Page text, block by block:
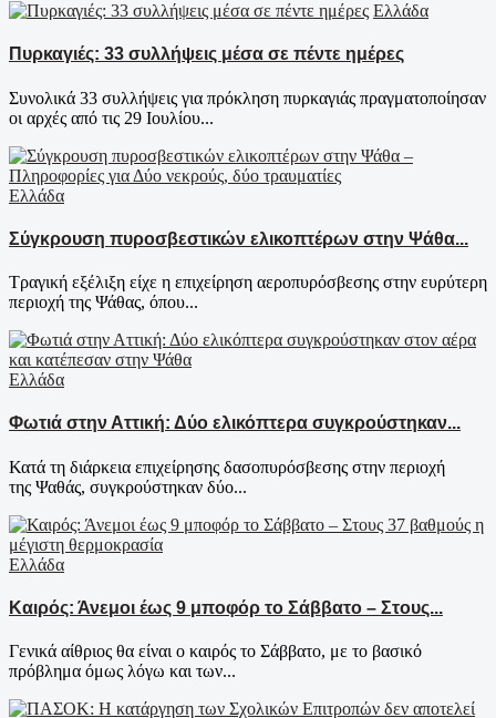
Ελλάδα
Πυρκαγιές: 33 συλλήψεις μέσα σε πέντε ημέρες
Συνολικά 33 συλλήψεις για πρόκληση πυρκαγιάς πραγματοποίησαν
οι αρχές από τις 29 Ιουλίου...
Ελλάδα
Σύγκρουση πυροσβεστικών ελικοπτέρων στην Ψάθα...
Τραγική εξέλιξη είχε η επιχείρηση αεροπυρόσβεσης στην ευρύτερη
περιοχή της Ψάθας, όπου...
Ελλάδα
Φωτιά στην Αττική: Δύο ελικόπτερα συγκρούστηκαν...
Κατά τη διάρκεια επιχείρησης δασοπυρόσβεσης στην περιοχή
της Ψαθάς, συγκρούστηκαν δύο...
Ελλάδα
Καιρός: Άνεμοι έως 9 μποφόρ το Σάββατο – Στους...
Γενικά αίθριος θα είναι ο καιρός το Σάββατο, με το βασικό
πρόβλημα όμως λόγω και των...